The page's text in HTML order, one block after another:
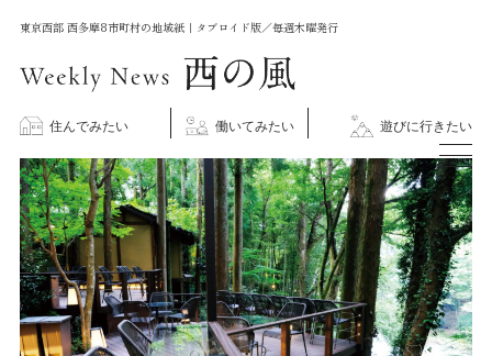
東京西部 西多摩8市町村の地域紙｜タブロイド版／毎週木曜発行
住んでみたい 働いてみたい 遊びに行きたい